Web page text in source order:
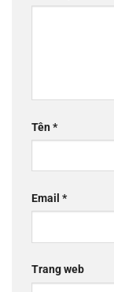
Tên*
Email *
Trang web